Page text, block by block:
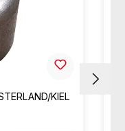
KIEL